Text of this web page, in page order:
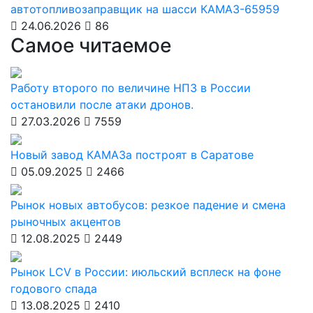
автотопливозаправщик на шасси КАМАЗ-65959
24.06.2026
86
Самое читаемое
Работу второго по величине НПЗ в России
остановили после атаки дронов.
27.03.2026
7559
Новый завод КАМАЗа построят в Саратове
05.09.2025
2466
Рынок новых автобусов: резкое падение и смена
рыночных акцентов
12.08.2025
2449
Рынок LCV в России: июльский всплеск на фоне
годового спада
13.08.2025
2410